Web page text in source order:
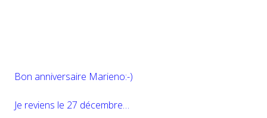
Bon anniversaire Marieno:-)
Je reviens le 27 décembre…